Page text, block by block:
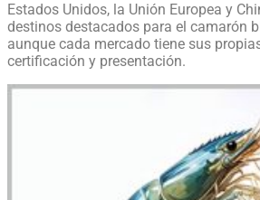
Estados Unidos, la Unión Europea y
destinos destacados para el camarón
aunque cada mercado tiene sus
certificación y presentación.